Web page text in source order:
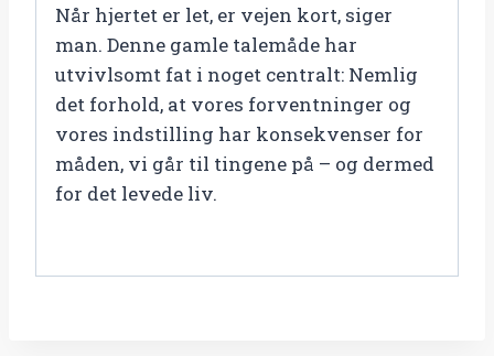
hverdagens
udfordringer
antal
Når hjertet er let, er vejen kort, siger
man. Denne gamle talemåde har
utvivlsomt fat i noget centralt: Nemlig
det forhold, at vores forventninger og
vores indstilling har konsekvenser for
måden, vi går til tingene på – og dermed
for det levede liv.